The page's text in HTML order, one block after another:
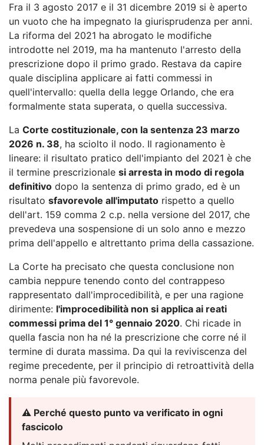
Fra il 3 agosto 2017 e il 31 dicembre 2019 si è aperto
un vuoto che ha impegnato la giurisprudenza per anni.
La riforma del 2021 ha abrogato le modifiche
introdotte nel 2019, ma ha mantenuto l'arresto della
prescrizione dopo il primo grado. Restava da capire
quale disciplina applicare ai fatti commessi in
quell'intervallo: quella della legge Orlando, che era
formalmente stata superata, o quella successiva.
La Corte costituzionale, con la sentenza 23 marzo
2026 n. 38, ha sciolto il nodo. Il ragionamento è
lineare: il risultato pratico dell'impianto del 2021 è che
il termine prescrizionale si arresta in modo di regola
definitivo dopo la sentenza di primo grado, ed è un
risultato sfavorevole all'imputato rispetto a quello
dell'art. 159 comma 2 c.p. nella versione del 2017, che
prevedeva una sospensione di un solo anno e mezzo
prima dell'appello e altrettanto prima della cassazione.
La Corte ha precisato che questa conclusione non
cambia neppure tenendo conto del contrappeso
rappresentato dall'improcedibilità, e per una ragione
dirimente: l'improcedibilità non si applica ai reati
commessi prima del 1° gennaio 2020. Chi ricade in
quella fascia non ha né la prescrizione che corre né il
termine di durata massima. Da qui la reviviscenza del
regime precedente, per il principio di retroattività della
norma penale più favorevole.
⚠️ Perché questo punto va verificato in ogni
fascicolo